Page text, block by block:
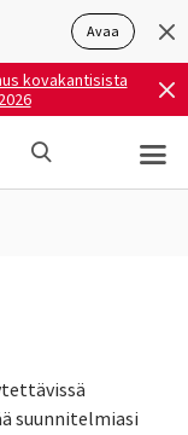
Avaa
kovakantisista
suunnitelmiasi